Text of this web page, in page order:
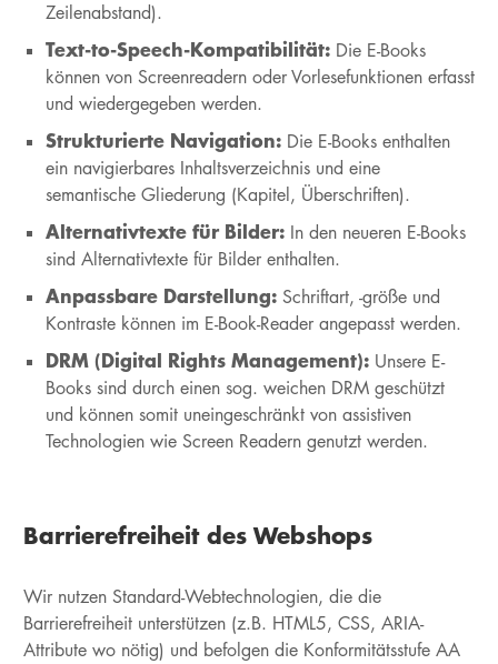
Zeilenabstand).
Text-to-Speech-Kompatibilität:Die E-Books
können von Screenreadern oder Vorlesefunktionen erfasst
und wiedergegeben werden.
Strukturierte Navigation: Die E-Books enthalten
ein navigierbares Inhaltsverzeichnis und eine
semantische Gliederung (Kapitel, Überschriften).
Alternativtexte für Bilder:In den neueren E-Books
sind Alternativtexte für Bilder enthalten.
Anpassbare Darstellung: Schriftart, -größe und
Kontraste können im E-Book-Reader angepasst werden.
DRM (Digital Rights Management): Unsere E-
Books sind durch einen sog. weichen DRM geschützt
und können somit uneingeschränkt von assistiven
Technologien wie Screen Readern genutzt werden.
Barrierefreiheit des Webshops
Wir nutzen Standard-Webtechnologien, die die
Barrierefreiheit unterstützen (z.B. HTML5, CSS, ARIA-
Attribute wo nötig) und befolgen die Konformitätsstufe AA